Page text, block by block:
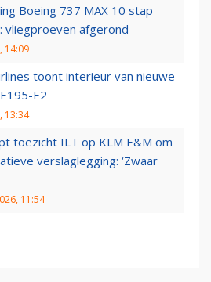
Boeing 737 MAX 10 stap
vliegproeven afgerond
14:09
toont interieur van nieuwe
E2
13:34
toezicht ILT op KLM E&M om
verslaglegging: ‘Zwaar
11:54